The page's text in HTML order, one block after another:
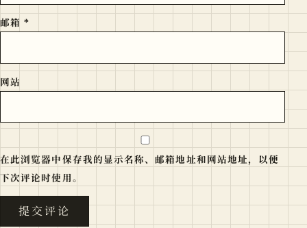
邮箱*
网站
在此浏览器中保存我的显示名称、邮箱地址和网站地址，以便
下次评论时使用。